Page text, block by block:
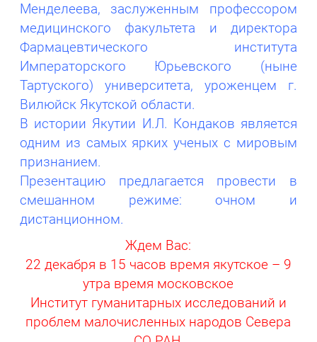
Менделеева, заслуженным профессором
медицинского факультета и директора
Фармацевтического института
Императорского Юрьевского (ныне
Тартуского) университета, уроженцем г.
Вилюйск Якутской области.
В истории Якутии И.Л. Кондаков является
одним из самых ярких ученых с мировым
признанием.
Презентацию предлагается провести в
смешанном режиме: очном и
дистанционном.
Ждем Вас:
22 декабря в 15 часов время якутское – 9
утра время московское
Институт гуманитарных исследований и
проблем малочисленных народов Севера